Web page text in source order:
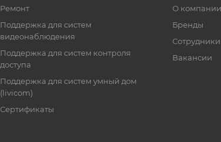
Ремонт
Поддержка для систем
видеонаблюдения
Поддержка для систем контроля
доступа
Поддержка для систем умный дом
(livicom)
Сертификаты
О компании
Бренды
Сотрудники
Вакансии